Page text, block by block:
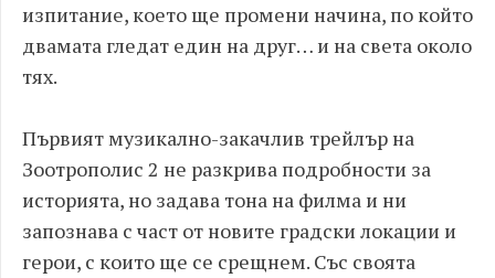
изпитание, което ще промени начина, по който
двамата гледат един на друг… и на света около
тях.
Първият музикално-закачлив трейлър на
Зоотрополис 2 не разкрива подробности за
историята, но задава тона на филма и ни
запознава с част от новите градски локации и
герои, с които ще се срещнем. Със своята